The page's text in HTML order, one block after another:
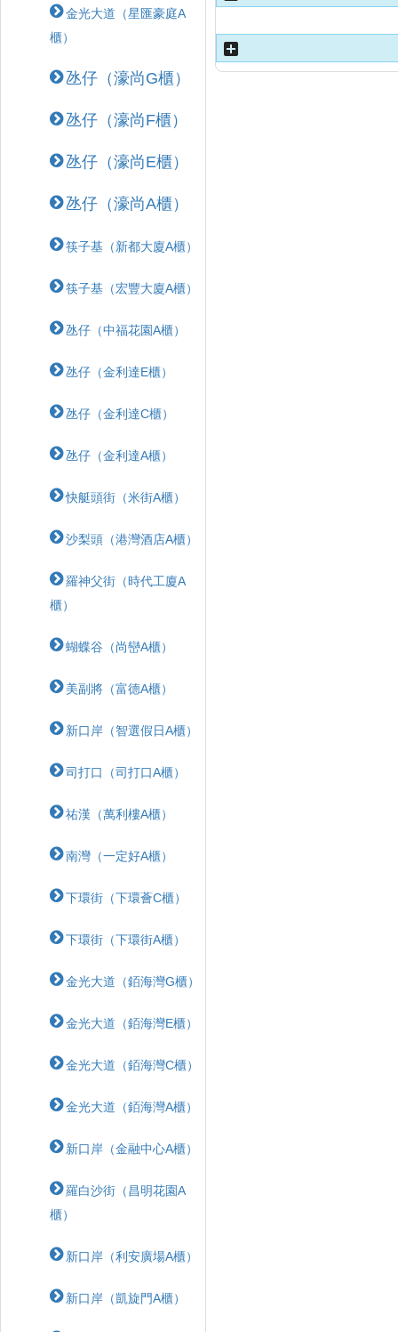
金光大道（星匯豪庭A
櫃）
氹仔（濠尚G櫃）
氹仔（濠尚F櫃）
氹仔（濠尚E櫃）
氹仔（濠尚A櫃）
筷子基（新都大廈A櫃）
筷子基（宏豐大廈A櫃）
氹仔（中福花園A櫃）
氹仔（金利達E櫃）
氹仔（金利達C櫃）
氹仔（金利達A櫃）
快艇頭街（米街A櫃）
沙梨頭（港灣酒店A櫃）
羅神父街（時代工廈A
櫃）
蝴蝶⾕（尚巒A櫃）
美副將（富德A櫃）
新口岸（智選假日A櫃）
司打口（司打口A櫃）
祐漢（萬利樓A櫃）
南灣（一定好A櫃）
下環街（下環薈C櫃）
下環街（下環街A櫃）
金光大道（銆海灣G櫃）
金光大道（銆海灣E櫃）
金光大道（銆海灣C櫃）
金光大道（銆海灣A櫃）
新口岸（金融中心A櫃）
羅白沙街（昌明花園A
櫃）
新口岸（利安廣場A櫃）
新口岸（凱旋門A櫃）